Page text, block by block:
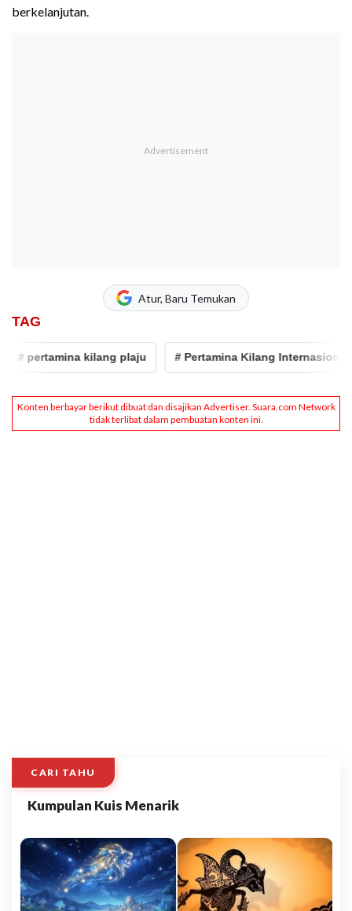
berkelanjutan.
Atur, Baru Temukan
TAG
kilang plaju # Pertamina Kilang Internasional
CARI TAHU
Kumpulan Kuis Menarik